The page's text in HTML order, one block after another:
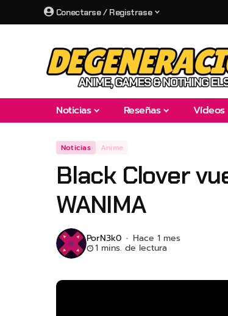
Conectarse / Registrase
Noticias Reseñas Vídeos
Noticias Anime
Black Clover
WANIMA
PorN3k0 Hace 1 mes
1 mins. de lectura